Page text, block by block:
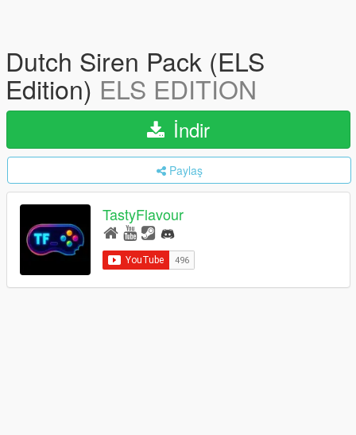
Dutch Siren Pack (ELS
Edition) ELS EDITION
İndir
Paylaş
TastyFlavour